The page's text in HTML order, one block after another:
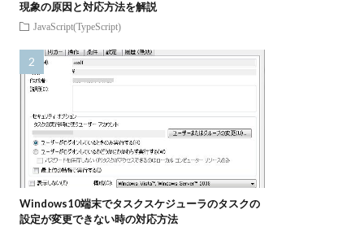
現象の原因と対応方法を解説
JavaScript(TypeScript)
Windows10端末でタスクスケジューラのタスクの
設定が変更できない時の対応方法